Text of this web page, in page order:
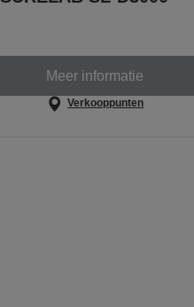
Meer informatie
Verkooppunten